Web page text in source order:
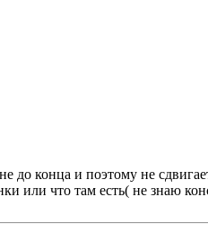
конца и поэтому не
или что там есть( не знаю